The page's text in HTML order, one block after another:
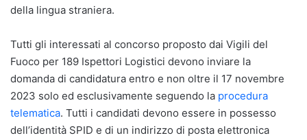
della lingua straniera.
Tutti gli interessati al concorso proposto dai Vigili del
Fuoco per 189 Ispettori Logistici devono inviare la
domanda di candidatura entro e non oltre il 17 novembre
2023 solo ed esclusivamente seguendo la procedura
telematica. Tutti i candidati devono essere in possesso
dell’identità SPID e di un indirizzo di posta elettronica